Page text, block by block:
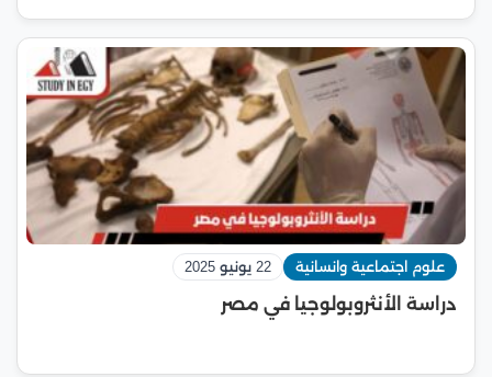
علوم اجتماعية وانسانية 22 يونيو 2025
دراسة الأنثروبولوجيا في مصر